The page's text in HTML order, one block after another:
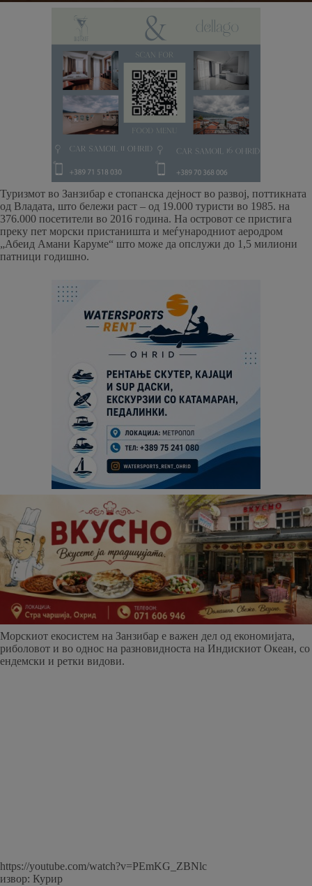
Туризмот во Занзибар е стопанска дејност во развој, поттикната
од Владата, што бележи раст – од 19.000 туристи во 1985. на
376.000 посетители во 2016 година. На островот се пристига
преку пет морски пристаништа и меѓународниот аеродром
„Абеид Амани Каруме“ што може да опслужи до 1,5 милиони
патници годишно.
Морскиот екосистем на Занзибар е важен дел од економијата,
риболовот и во однос на разновидноста на Индискиот Океан, со
ендемски и ретки видови.
https://youtube.com/watch?v=PEmKG_ZBNlc
извор: Курир